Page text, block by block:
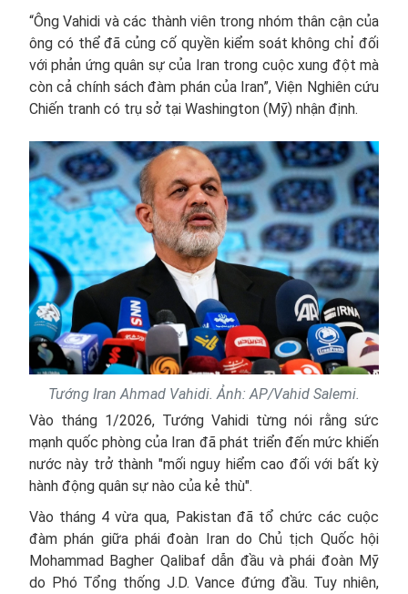
“Ông Vahidi và các thành viên trong nhóm thân cận của
ông có thể đã củng cố quyền kiểm soát không chỉ đối
với phản ứng quân sự của Iran trong cuộc xung đột mà
còn cả chính sách đàm phán của Iran”, Viện Nghiên cứu
Chiến tranh có trụ sở tại Washington (Mỹ) nhận định.
Tướng Iran Ahmad Vahidi. Ảnh: AP/Vahid Salemi.
Vào tháng 1/2026, Tướng Vahidi từng nói rằng sức
mạnh quốc phòng của Iran đã phát triển đến mức khiến
nước này trở thành "mối nguy hiểm cao đối với bất kỳ
hành động quân sự nào của kẻ thù".
Vào tháng 4 vừa qua, Pakistan đã tổ chức các cuộc
đàm phán giữa phái đoàn Iran do Chủ tịch Quốc hội
Mohammad Bagher Qalibaf dẫn đầu và phái đoàn Mỹ
do Phó Tổng thống J.D. Vance đứng đầu. Tuy nhiên,